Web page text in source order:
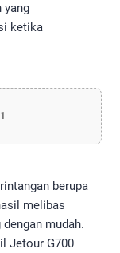
yang
ketika
berupa
melibas
mudah.
Jetour G700